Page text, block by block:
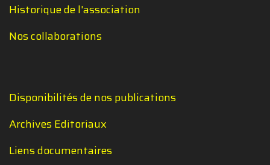
Historique de l'association
Nos collaborations
Disponibilités de nos publications
Archives Editoriaux
Liens documentaires